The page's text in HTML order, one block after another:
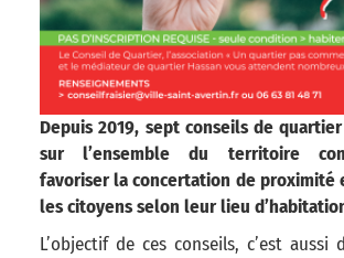
Depuis 2019, sept conseils de
sur l’ensemble du territoire
favoriser la concertation de proximité
les citoyens selon leur lieu
L’objectif de ces conseils, c’est aussi